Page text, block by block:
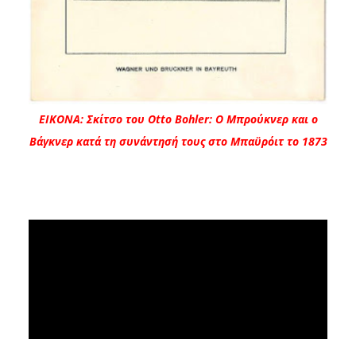
ΕΙΚΟΝΑ: Σκίτσο του Otto Bοhler: Ο Μπρούκνερ και ο
Βάγκνερ κατά τη συνάντησή τους στο Μπαϋρόιτ το 1873